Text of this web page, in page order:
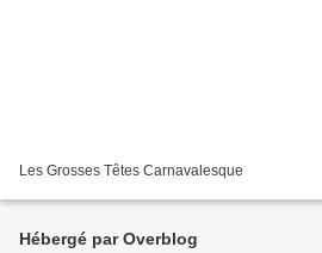
Les Grosses Têtes Carnavalesque
Hébergé par Overblog